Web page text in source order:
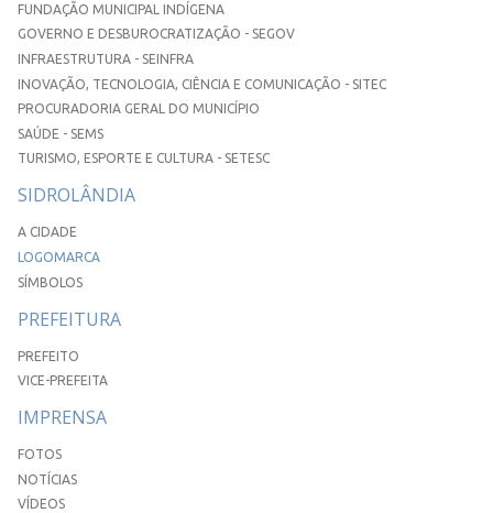
FUNDAÇÃO MUNICIPAL INDÍGENA
GOVERNO E DESBUROCRATIZAÇÃO - SEGOV
INFRAESTRUTURA - SEINFRA
INOVAÇÃO, TECNOLOGIA, CIÊNCIA E COMUNICAÇÃO - SITEC
PROCURADORIA GERAL DO MUNICÍPIO
SAÚDE - SEMS
TURISMO, ESPORTE E CULTURA - SETESC
SIDROLÂNDIA
A CIDADE
LOGOMARCA
SÍMBOLOS
PREFEITURA
PREFEITO
VICE-PREFEITA
IMPRENSA
FOTOS
NOTÍCIAS
VÍDEOS